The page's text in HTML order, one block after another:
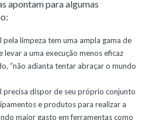
apontam para algumas
pela limpeza tem uma ampla gama de
levar a uma execução menos eficaz
“não adianta tentar abraçar o mundo
precisa dispor de seu próprio conjunto
e produtos para realizar a
maior gasto em ferramentas como